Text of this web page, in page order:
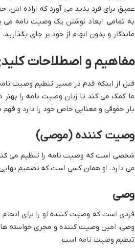
عمیق برای فرد پدید می آورد که اراده اش،
به تمامی ابعاد نوشتن یک وصیت نامه می
ماندگار و بدون ابهام از خود بر جای بگذارید.
مفاهیم و اصطلاحات
قبل از اینکه قدم در مسیر تنظیم وصیت
ما کمک می کند تا زبان وصیت نامه را
بار حقوقی و معنایی خاص خود را دارد و
وصیت کننده (موصی)
شخصی است که وصیت نامه را تنظیم می کند
می دارد. او همان کسی است که تصمیم
وصی
فردی است که وصیت کننده او را برای
وصی، امین وصیت کننده و مجری خواسته
تنظیم وصیت نامه است.